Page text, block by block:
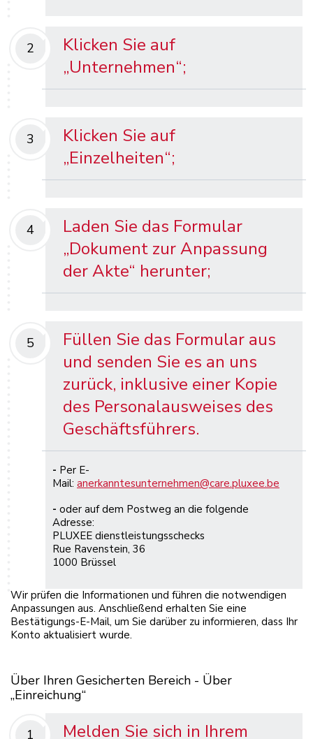
2
Klicken Sie auf
„Unternehmen“;
3
Klicken Sie auf
„Einzelheiten“;
4
Laden Sie das Formular
„Dokument zur Anpassung
der Akte“ herunter;
5
Füllen Sie das Formular aus
und senden Sie es an uns
zurück, inklusive einer Kopie
des Personalausweises des
Geschäftsführers.
- Per E-
Mail: anerkanntesunternehmen@care.pluxee.be
- oder auf dem Postweg an die folgende
Adresse:
PLUXEE dienstleistungsschecks
Rue Ravenstein, 36
1000 Brüssel
Wir prüfen die Informationen und führen die notwendigen
Anpassungen aus. Anschließend erhalten Sie eine
Bestätigungs-E-Mail, um Sie darüber zu informieren, dass Ihr
Konto aktualisiert wurde.
Über Ihren Gesicherten Bereich - Über
„Einreichung“
1 Melden Sie sich in Ihrem